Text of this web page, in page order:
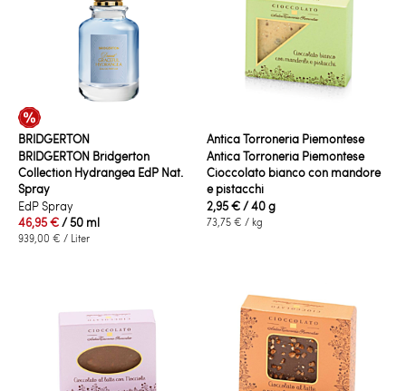
BRIDGERTON
BRIDGERTON Bridgerton
Collection Hydrangea EdP Nat.
Spray
EdP Spray
46,95 €/ 50 ml
939,00 € / Liter
Antica Torroneria Piemontese
Antica Torroneria Piemontese
Cioccolato bianco con mandore
e pistacchi
2,95 €/ 40 g
73,75 € / kg